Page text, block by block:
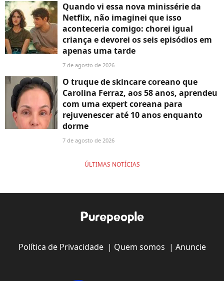
Quando vi essa nova minissérie da
Netflix, não imaginei que isso
aconteceria comigo: chorei igual
criança e devorei os seis episódios em
apenas uma tarde
7 de agosto de 2026
O truque de skincare coreano que
Carolina Ferraz, aos 58 anos, aprendeu
com uma expert coreana para
rejuvenescer até 10 anos enquanto
dorme
7 de agosto de 2026
ÚLTIMAS NOTÍCIAS
Política de Privacidade| Quem somos | Anuncie